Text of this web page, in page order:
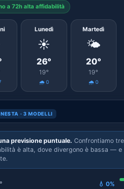
a 72h alta affidabilità
Lunedì
☀️
26°
19°
🌧️ 0
Martedì
🌤️
20°
19°
🌧️ 0
· 3 MODELLI
previsione puntuale. Confrontiamo
è alta, dove divergono è bassa — e
💧 0%